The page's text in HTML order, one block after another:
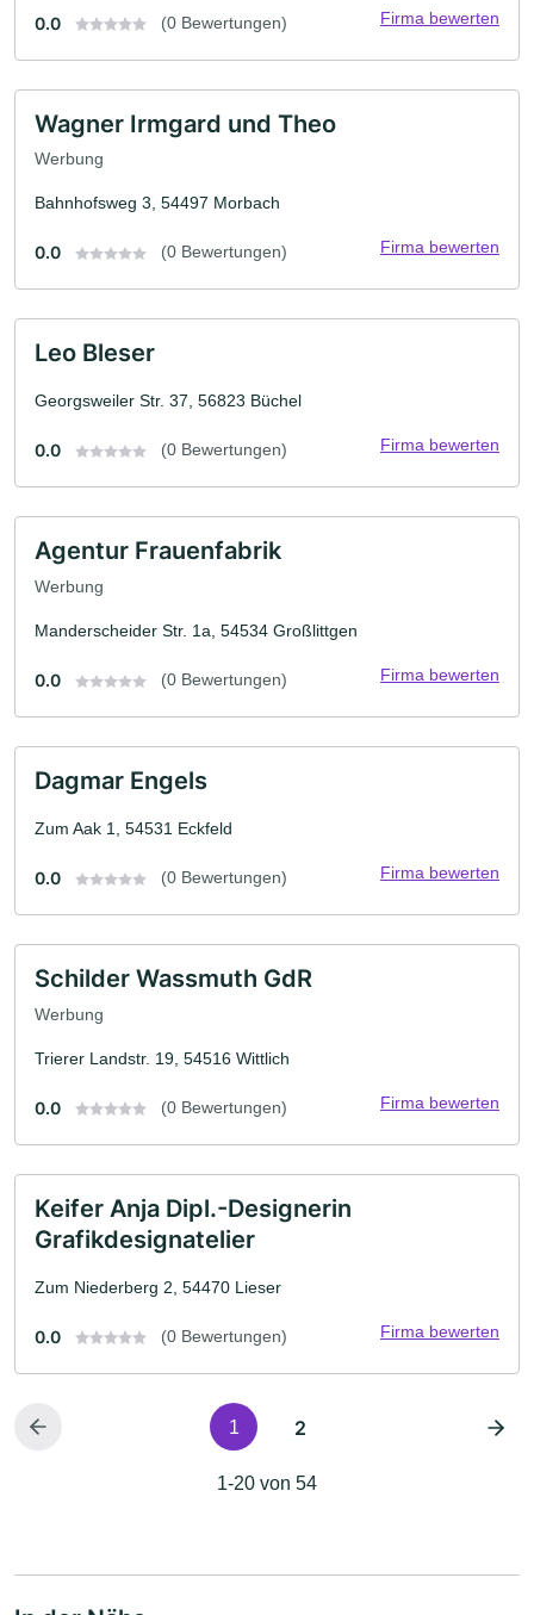
0.0 (0 Bewertungen) Firma bewerten
Wagner Irmgard und Theo
Werbung
Bahnhofsweg 3, 54497 Morbach
0.0 (0 Bewertungen) Firma bewerten
Leo Bleser
Georgsweiler Str. 37, 56823 Büchel
0.0 (0 Bewertungen) Firma bewerten
Agentur Frauenfabrik
Werbung
Manderscheider Str. 1a, 54534 Großlittgen
0.0 (0 Bewertungen) Firma bewerten
Dagmar Engels
Zum Aak 1, 54531 Eckfeld
0.0 (0 Bewertungen) Firma bewerten
Schilder Wassmuth GdR
Werbung
Trierer Landstr. 19, 54516 Wittlich
0.0 (0 Bewertungen) Firma bewerten
Keifer Anja Dipl.-Designerin
Grafikdesignatelier
Zum Niederberg 2, 54470 Lieser
0.0 (0 Bewertungen) Firma bewerten
1 2
1-20 von 54